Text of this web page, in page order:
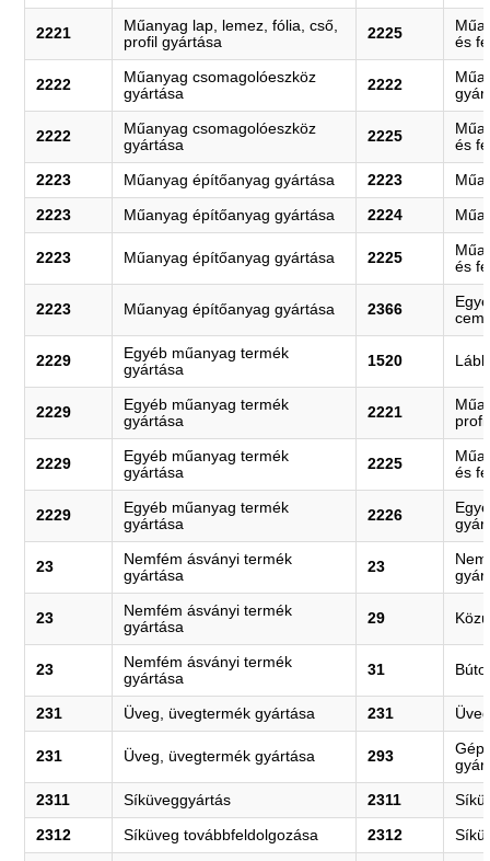
2221
Műanyag lap, lemez, fólia, cső,
profil gyártása
2225
és
2222
Műanyag csomagolóeszköz
gyártása
2222
2222
Műanyag csomagolóeszköz
gyártása
2225
és
2223 Műanyag építőanyag gyártása 2223
2223 Műanyag építőanyag gyártása 2224
2223 Műanyag építőanyag gyártása 2225
és
2223 Műanyag építőanyag gyártása 2366
2229
Egyéb műanyag termék
gyártása
1520
2229
Egyéb műanyag termék
gyártása
2221
2229
Egyéb műanyag termék
gyártása
2225
és
2229
Egyéb műanyag termék
gyártása
2226
23
Nemfém ásványi termék
gyártása
23
23
Nemfém ásványi termék
gyártása
29
23
Nemfém ásványi termék
gyártása
31
231 Üveg, üvegtermék gyártása 231
231 Üveg, üvegtermék gyártása 293
2311 Síküveggyártás 2311
2312 Síküveg továbbfeldolgozása 2312